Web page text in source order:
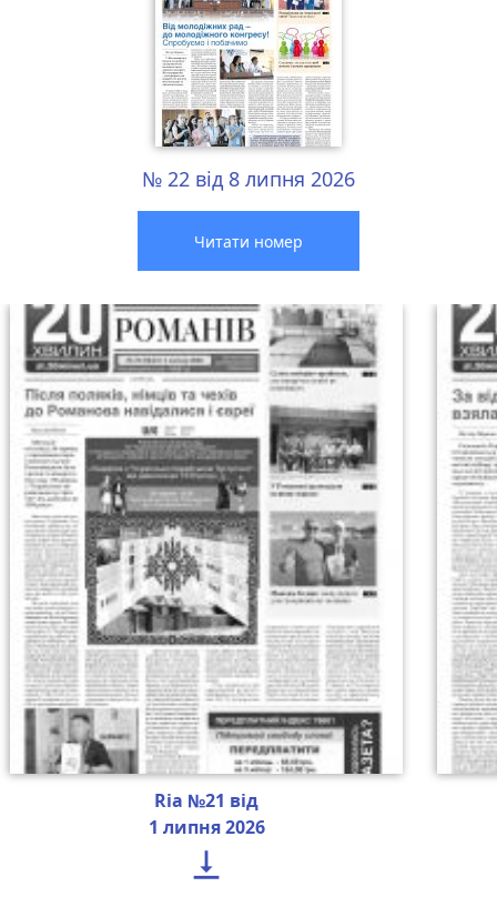
№ 22 від 8 липня 2026
Читати номер
Ria №21 від
1 липня 2026
